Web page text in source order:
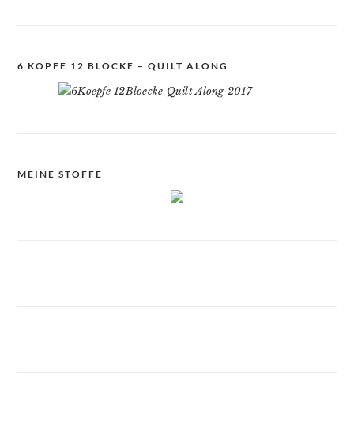
6 KÖPFE 12 BLÖCKE – QUILT ALONG
MEINE STOFFE